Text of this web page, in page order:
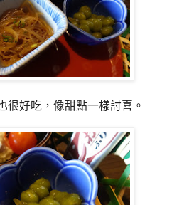
很好吃，像甜點一樣討喜。